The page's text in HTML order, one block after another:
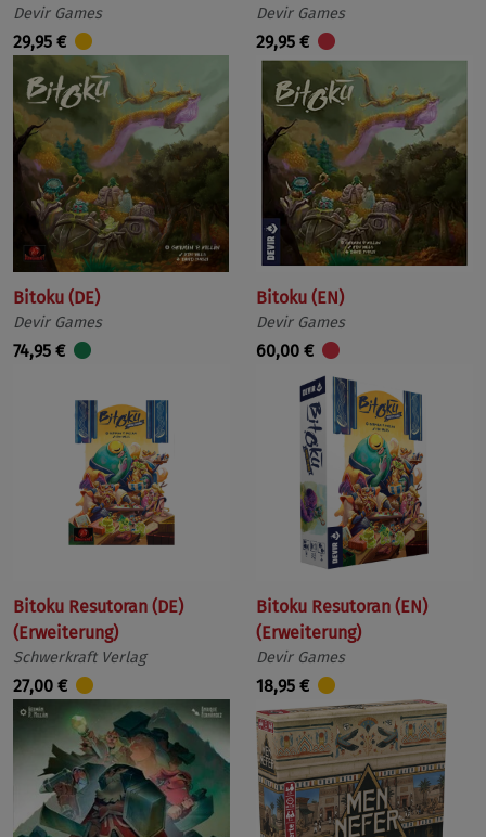
Devir Games
29,95 €
Devir Games
29,95 €
Bitoku (DE)
Devir Games
74,95 €
Bitoku (EN)
Devir Games
60,00 €
Bitoku Resutoran (DE)
(Erweiterung)
Schwerkraft Verlag
27,00 €
Bitoku Resutoran (EN)
(Erweiterung)
Devir Games
18,95 €